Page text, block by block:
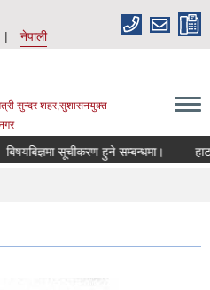
नेपाली
सुन्दर शहर,सुशासनयुक्त
सूचीकरण हुने सम्बन्धमा।